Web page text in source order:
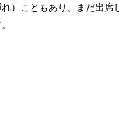
）こともあり、まだ出席